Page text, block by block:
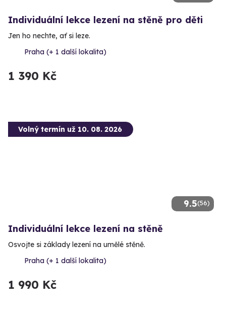
Individuální lekce lezení na stěně pro děti
Jen ho nechte, ať si leze.
Praha (+ 1 další lokalita)
1 390 Kč
9.5(56)
Volný termín už 10. 08. 2026
Individuální lekce lezení na stěně
Osvojte si základy lezení na umělé stěně.
Praha (+ 1 další lokalita)
1 990 Kč